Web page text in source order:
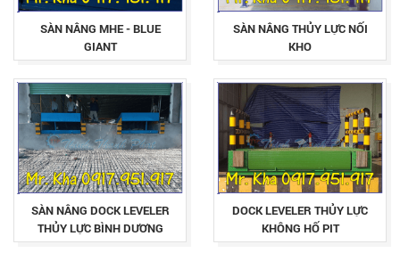
SÀN NÂNG MHE - BLUE
GIANT
SÀN NÂNG THỦY LỰC NỐI
KHO
SÀN NÂNG DOCK LEVELER
THỦY LỰC BÌNH DƯƠNG
DOCK LEVELER THỦY LỰC
KHÔNG HỐ PIT